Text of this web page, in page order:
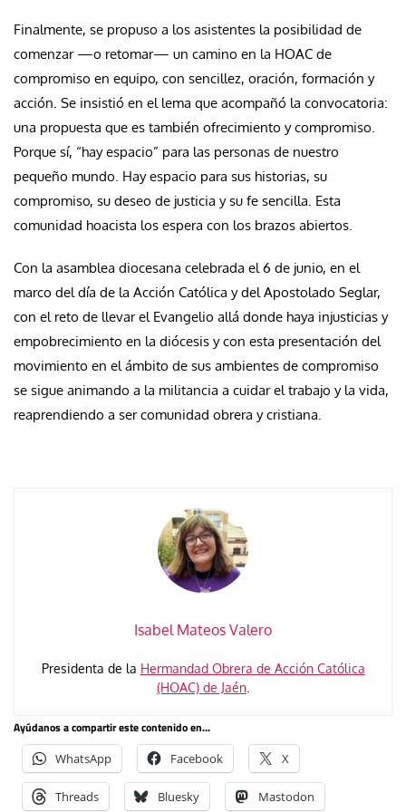
Finalmente, se propuso a los asistentes la posibilidad de
comenzar —o retomar— un camino en la HOAC de
compromiso en equipo, con sencillez, oración, formación y
acción. Se insistió en el lema que acompañó la convocatoria:
una propuesta que es también ofrecimiento y compromiso.
Porque sí, “hay espacio” para las personas de nuestro
pequeño mundo. Hay espacio para sus historias, su
compromiso, su deseo de justicia y su fe sencilla. Esta
comunidad hoacista los espera con los brazos abiertos.
Con la asamblea diocesana celebrada el 6 de junio, en el
marco del día de la Acción Católica y del Apostolado Seglar,
con el reto de llevar el Evangelio allá donde haya injusticias y
empobrecimiento en la diócesis y con esta presentación del
movimiento en el ámbito de sus ambientes de compromiso
se sigue animando a la militancia a cuidar el trabajo y la vida,
reaprendiendo a ser comunidad obrera y cristiana.
Isabel Mateos Valero
Presidenta de la Hermandad Obrera de Acción Católica
(HOAC) de Jaén
Ayúdanos a compartir este contenido en...
WhatsApp Facebook X
Threads Bluesky Mastodon